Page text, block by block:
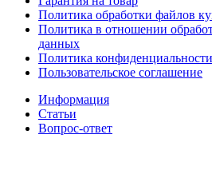
Политика обработки файлов
Политика в отношении
данных
Политика конфиденциальности
Пользовательское соглашение
Информация
Статьи
Вопрос-ответ